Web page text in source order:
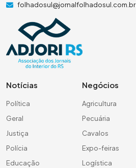
folhadosul@jornalfolhadosul.com.br
Notícias
Política
Geral
Justiça
Polícia
Educação
Negócios
Agricultura
Pecuária
Cavalos
Expo-feiras
Logística